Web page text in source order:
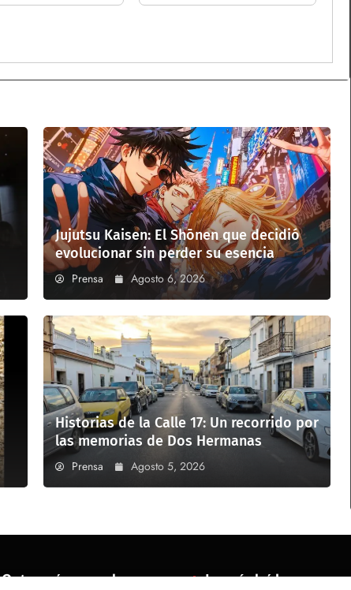
Jujutsu Kaisen: El Shōnen que decidió
evolucionar sin perder su esencia
Prensa Agosto 6, 2026
Historias de la Calle 17: Un recorrido por
las memorias de Dos Hermanas
Prensa Agosto 5, 2026
Categorías populares Lo más leído